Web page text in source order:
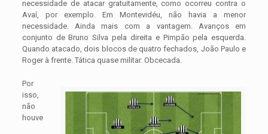
necessidade de atacar gratuitamente, como ocorreu contra o
Avaí, por exemplo. Em Montevidéu, não havia a menor
necessidade. Ainda mais com a vantagem. Avanços em
conjunto de Bruno Silva pela direita e Pimpão pela esquerda.
Quando atacado, dois blocos de quatro fechados, João Paulo e
Roger à frente. Tática quase militar. Obcecada.
Por
isso,
não
houve